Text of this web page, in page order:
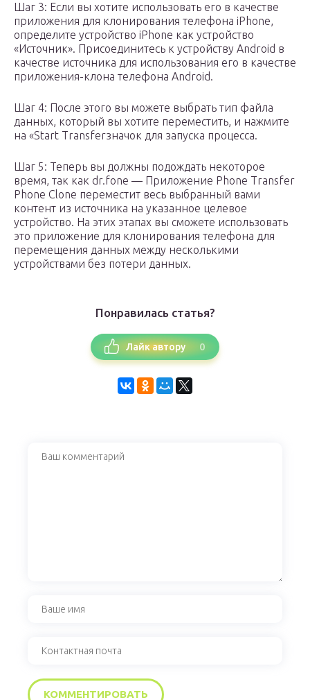
Шаг 3: Если вы хотите использовать его в качестве
приложения для клонирования телефона iPhone,
определите устройство iPhone как устройство
«Источник». Присоединитесь к устройству Android в
качестве источника для использования его в качестве
приложения-клона телефона Android.
Шаг 4: После этого вы можете выбрать тип файла
данных, который вы хотите переместить, и нажмите
на «Start Transferзначок для запуска процесса.
Шаг 5: Теперь вы должны подождать некоторое
время, так как dr.fone — Приложение Phone Transfer
Phone Clone переместит весь выбранный вами
контент из источника на указанное целевое
устройство. На этих этапах вы сможете использовать
это приложение для клонирования телефона для
перемещения данных между несколькими
устройствами без потери данных.
Понравилась статья?
Лайк автору 0